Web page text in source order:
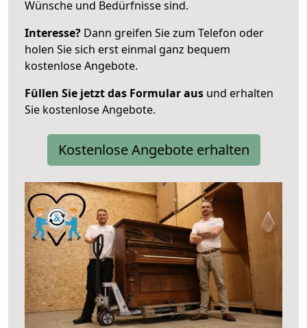
Wünsche und Bedürfnisse sind.
Interesse? Dann greifen Sie zum Telefon oder
holen Sie sich erst einmal ganz bequem
kostenlose Angebote.
Füllen Sie jetzt das Formular aus und erhalten
Sie kostenlose Angebote.
Kostenlose Angebote erhalten